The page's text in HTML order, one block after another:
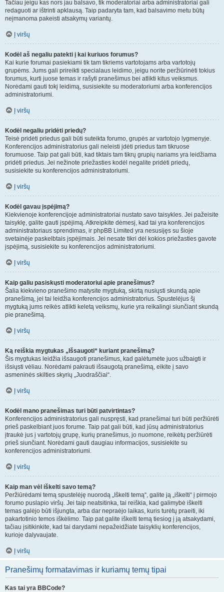
Tačiau jeigu kas nors jau balsavo, tik moderatoriai arba administratoriai gali
redaguoti ar ištrinti apklausą. Taip padaryta tam, kad balsavimo metu būtų
neįmanoma pakeisti atsakymų variantų.
Į viršų
Kodėl aš negaliu patekti į kai kuriuos forumus?
Kai kurie forumai pasiekiami tik tam tikriems vartotojams arba vartotojų
grupėms. Jums gali prireikti specialaus leidimo, jeigu norite peržiūrinėti tokius
forumus, kurti juose temas ir rašyti pranešimus bei atlikti kitus veiksmus.
Norėdami gauti tokį leidimą, susisiekite su moderatoriumi arba konferencijos
administratoriumi.
Į viršų
Kodėl negaliu pridėti priedų?
Teisė pridėti priedus gali būti suteikta forumo, grupės ar vartotojo lygmenyje.
Konferencijos administratorius gali neleisti įdėti priedus tam tikruose
forumuose. Taip pat gali būti, kad tiktais tam tikrų grupių nariams yra leidžiama
pridėti priedus. Jei nežinote priežasties kodėl negalite pridėti priedų,
susisiekite su konferencijos administratoriumi.
Į viršų
Kodėl gavau įspėjimą?
Kiekvienoje konferencijoje administratoriai nustato savo taisykles. Jei pažeisite
taisyklę, galite gauti įspėjimą. Atkreipkite dėmesį, kad tai yra konferencijos
administratoriaus sprendimas, ir phpBB Limited yra nesusijęs su šioje
svetainėje paskelbtais įspėjimais. Jei nesate tikri dėl kokios priežasties gavote
įspėjimą, susisiekite su konferencijos administratoriumi.
Į viršų
Kaip galiu pasiskųsti moderatoriui apie pranešimus?
Šalia kiekvieno pranešimo matysite mygtuką, skirtą nusiųsti skundą apie
pranešimą, jei tai leidžia konferencijos administratorius. Spustelėjus šį
mygtuką jums reikės atlikti keletą veiksmų, kurie yra reikalingi siunčiant skundą
pie pranešimą.
Į viršų
Ką reiškia mygtukas „Išsaugoti“ kuriant pranešimą?
Šis mygtukas leidžia išsaugoti pranešimus, kad galėtumėte juos užbaigti ir
išsiųsti vėliau. Norėdami pakrauti išsaugotą pranešimą, eikite į savo
asmeninės skilties skyrių „Juodraščiai“.
Į viršų
Kodėl mano pranešimas turi būti patvirtintas?
Konferencijos administratorius gali nuspręsti, kad pranešimai turi būti peržiūrėti
prieš paskelbiant juos forume. Taip pat gali būti, kad jūsų administratorius
įtraukė jus į vartotojų grupę, kurių pranešimus, jo nuomone, reikėtų peržiūrėti
prieš siunčiant. Norėdami gauti daugiau informacijos, susisiekite su
konferencijos administratoriumi.
Į viršų
Kaip man vėl iškelti savo temą?
Peržiūrėdami temą spustelėję nuorodą „Iškelti temą“, galite ją „iškelti“ į pirmojo
forumo puslapio viršų. Jei taip neatsitinka, tai reiškia, kad galimybė iškelti
temas galėjo būti išjungta, arba dar nepraėjo laikas, kuris turėtų praeiti, iki
pakartotinio temos iškėlimo. Taip pat galite iškelti temą tiesiog į ją atsakydami,
tačiau įsitikinkite, kad tai darydami nepažeidžiate taisyklių konferencijos,
kurioje dalyvaujate.
Į viršų
Pranešimų formatavimas ir kuriamų temų tipai
Kas tai yra BBCode?